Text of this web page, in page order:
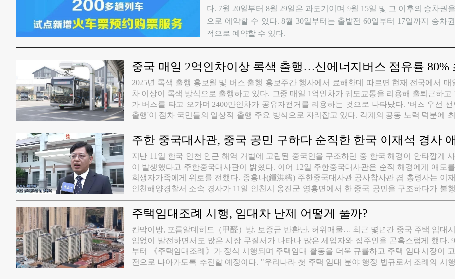
다. 7월 20일부터 8월 29일은 과도기이며 9월 15일 및 그 이후의 승차권
으로 에약할 수 있다. 8월 30일부터는 출발전 60일부터 17일까지 승차권
적으로 예약할 수 있다.
중국 매일 2억인차이상 록색 출행…신에너지버스 점유률 80%
2025년 록색 출행 홍보월 및 버스 출행 홍보주간 행사에서 료해한데 따르면 현재 전국에서 매
차 이상이 록색 방식으로 출행하고 있다. 그중 매일 1억인차가 궤도교통을 리용해 출퇴근하고
가 버스를 타고 오가며 2400만인차가 공유자전거를 리용하는 것으로 나타났다. '버스 우선 선
출행'이 점차 국민들의 일상적 출행 주요 방식으로 자리잡고 있다. 각계의 공동 노력 덕분에
간 중국의 도시 공공교통 발전은 뚜렷한 성과를 거두었다. 2024년말 기준 전국 도시 공영 버
수는 65.8만대, 그중 신에너지 버스는 54.4만대로 점유율이 82.7%에 달한다. 도시 버스 운영 로
이는 175만 km에 이르며 도시 궤도교통 운영 리정은 약 1.1만km로 세계 1위이다. 중심 시 공공
동화 출행 분담률, 록색출행 비률이 70%를 초과하는 도시 수량, 도시 버스 분야 신에너지 차
등 '14차5개년규획' 지표는 이미 목표를 초과 달성했다.
주한 중국대사관, 중국 공민 구하다 순직한 한국 이재석 경사
지난 11일 한국 인천 인근 해역 개벌에 고립된 중국인을 구조하던 중 한국 해경이 안타깝게
이 발생했다고 주한중국대사관이 밝혔다. 이어 12일 주한중국대사관은 순직 해경에게 애도
희생자가족에게 위로를 전했다. 종홍나(鍾洪糯) 주한중국대사관 공사참사관 겸 총령사는 이재
인천해양경찰서 소속 경사가 11일 인천시 옹진군 영흥면에서 한 중국 공민을 구조하다가 불
했다고 밝혔다. 그러면서 12일 한국 해경측에서 주한중국대사관에 상세한 사건경위를 통보
국측은 순직자에게 조화를 보내 애도를 표하고 대병(戴兵) 주한중국대사가 한국측에 위로 서
냈다고 전했다. 종 총령사는 한국 해경이 위기의 순간 자신을 희생해 인명을 구조한 것은 숭고
륜리와 인도주의 정신을 보여준 것이라면서 중한 량국 국민의 진실된 우정을 생생하게 보여
고 강조했다. 그러면서 그는 중국 측이 순직 해경에게 깊은 애도와 존경의 뜻을 전한다고 덧붙
주택임대조례 시행, 임대차 난제 어떻게 풀까?
칸막이방, 포름알데히드（甲醛）방, 보증금 반환난, 허위매물… 최근 몇년간 중국 주택 임대
임없이 발전하면서도 많은 시장 무질서가 나타나 많은 세입자와 집주인을 곤혹스럽게 했다.
부터 《주택임대조례》가 정식 시행되며 주택임대 활동을 더욱 규률하고 주택 임대시장이 고
전으로 나아가도록 추진할 예정이다. "우리나라 첫 주택 임대 분야 행정 법규로서 조례의 시
임대시장이 거칠게 발전하던 단계에서 법치화·규범화된 새로운 단계로 전환됐음을 의미하